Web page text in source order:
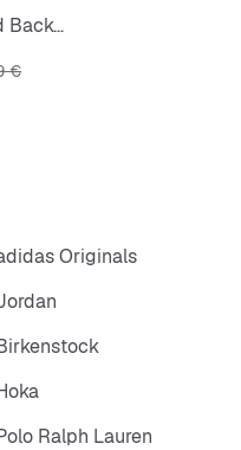
Jan Air Raid Backpack
original
€
Originals
Ralph Lauren